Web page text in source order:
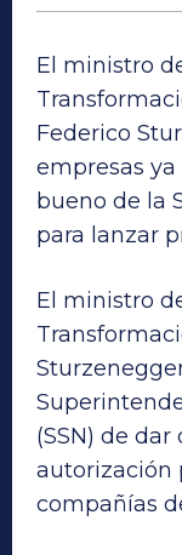
El ministro
Federico
empresas
bueno de la
para lanzar
El ministro
(SSN) de
autorización
compañías